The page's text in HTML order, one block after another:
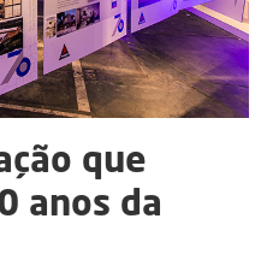
que
anos da